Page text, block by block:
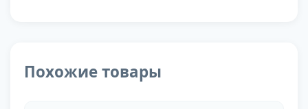
Похожие товары